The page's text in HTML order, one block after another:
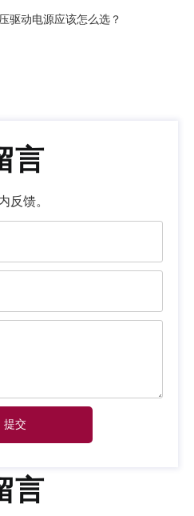
驱动电源应该怎么选？
言
反馈。
提交
言